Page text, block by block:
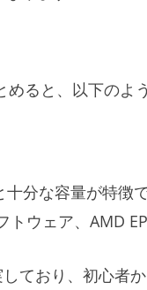
ると、以下のよ
分な容量が特徴で
ウェア、AMD
ており、初心者